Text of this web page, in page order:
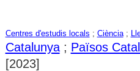
Centres d'estudis locals ; Ciència;
Catalunya; Països
[2023]